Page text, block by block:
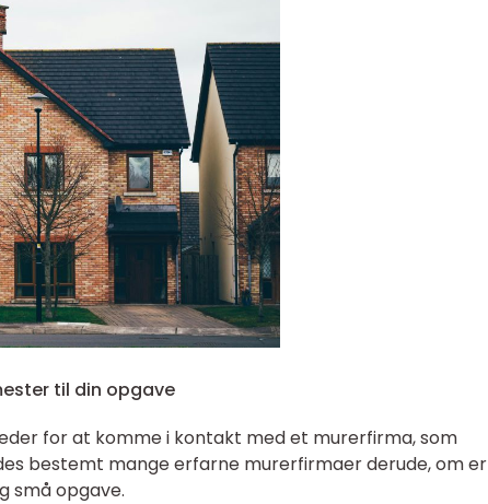
til din opgave
for at komme i kontakt med et murerfirma, som
bestemt mange erfarne murerfirmaer derude, om er
små opgave.